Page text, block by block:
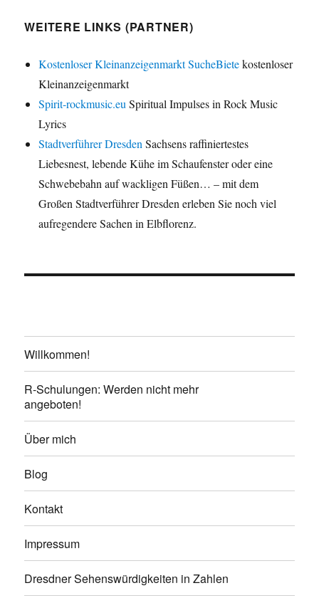
WEITERE LINKS (PARTNER)
Kostenloser Kleinanzeigenmarkt SucheBietekostenloser
Kleinanzeigenmarkt
Spirit-rockmusic.euSpiritual Impulses in Rock Music
Lyrics
Stadtverführer DresdenSachsens raffiniertestes
Liebesnest, lebende Kühe im Schaufenster oder eine
Schwebebahn auf wackligen Füßen… – mit dem
Großen Stadtverführer Dresden erleben Sie noch viel
aufregendere Sachen in Elbflorenz.
Willkommen!
R-Schulungen: Werden nicht mehr
angeboten!
Über mich
Blog
Kontakt
Impressum
Dresdner Sehenswürdigkeiten in Zahlen